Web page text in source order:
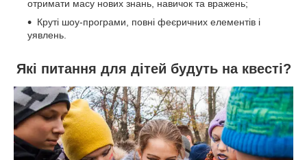
отримати масу нових знань, навичок та вражень;
Круті шоу-програми, повні феєричних елементів і
уявлень.
Які питання для дітей будуть на квесті?